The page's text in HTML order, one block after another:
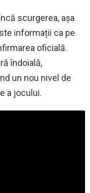
scurgerea, așa
informații ca pe
oficială.
îndoială,
un nou nivel de
a jocului.